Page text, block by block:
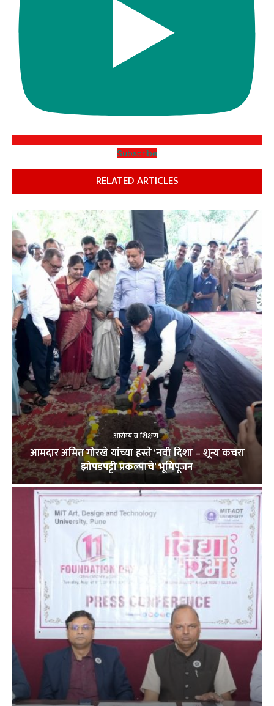
Subscribe
RELATED ARTICLES
आरोग्य व शिक्षण
आमदार अमित गोरखे यांच्या हस्ते ‘नवी दिशा – शून्य कचरा
झोपडपट्टी प्रकल्पाचे’ भूमिपूजन